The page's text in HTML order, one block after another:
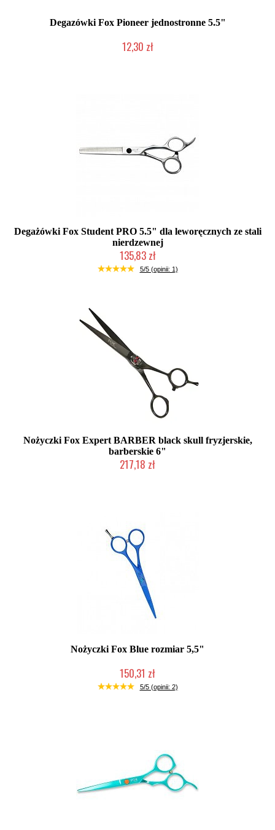
Degazówki Fox Pioneer jednostronne 5.5"
12,30 zł
Degażówki Fox Student PRO 5.5" dla leworęcznych ze stali
nierdzewnej
135,83 zł
Duża ilość (wysyłka w 24h)
5/5 (opinii: 1)
Nożyczki Fox Expert BARBER black skull fryzjerskie,
barberskie 6"
217,18 zł
Nożyczki Fox Blue rozmiar 5,5"
150,31 zł
Duża ilość (wysyłka w 24h)
5/5 (opinii: 2)